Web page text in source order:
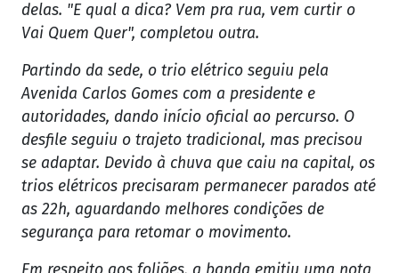
delas. "E qual a dica? Vem pra rua, vem curtir o
Vai Quem Quer", completou outra.
Partindo da sede, o trio elétrico seguiu pela
Avenida Carlos Gomes com a presidente e
autoridades, dando início oficial ao percurso. O
desfile seguiu o trajeto tradicional, mas precisou
se adaptar. Devido à chuva que caiu na capital, os
trios elétricos precisaram permanecer parados até
as 22h, aguardando melhores condições de
segurança para retomar o movimento.